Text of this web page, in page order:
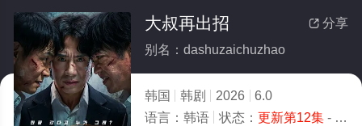
 分享
大叔再出招
别名：dashuzaichuzhao
韩国 韩剧 2026
6.0
语言： 韩语 状态： 更新第12集- 免费在线观看